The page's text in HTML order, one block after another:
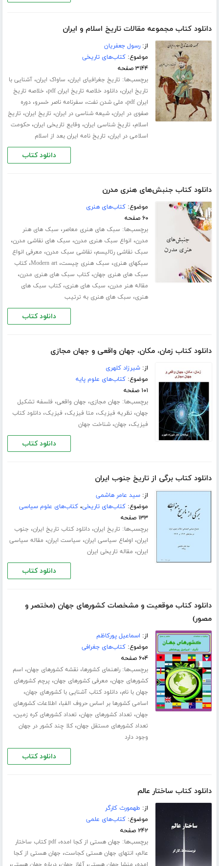
دانلود کتاب مجموعه مقالات تاریخ اسلام و ایران
از:رسول جعفریان
موضوع:کتاب‌های تاریخی
۳۱۴۴ صفحه
برچسب‌ها: تاریخ جغرافیای ایران، ساواک ایران،آشنایی با
تاریخ ایران،دانلود خلاصه تاریخ ایران pdf ، خلاصه تاریخ
ایران pdf
، ملی شدن نفت، سفرنامه ناصر خسرو،دوره
صفوی در ایران،شیعه شناسی در ایران، تاریخ ایران، تاریخ
اسلام، تاریخ شناسی ایران، وقایع تاریخی ایران،حکومت
اسلامی در ایران، تاریخ نامه ایران بعد از اسلام
دانلود کتاب
دانلود کتاب جنبش‌های هنری مدرن
موضوع:کتاب‌های هنری
۶۰ صفحه
برچسب‌ها: سبک های هنری معاصر، سبک های هنر
مدرن، انواع سبک هنری مدرن، سبک های نقاشی مدرن،
سبک نقاشی رئالیسم،نقاشی سبک مدرن، معرفی انواع
سبکهای هنری، سبک هنری چیست،Modern art،کتاب
سبک های هنری جهان،کتاب سبک های هنری مدرن،
مقاله هنر مدرن، سبک های هنری،کتاب سبک های
هنری، سبک های هنری به ترتیب
دانلود کتاب
دانلود کتاب زمان، مکان، جهان واقعی و جهان مجازی
از:شیرزاد کلهری
موضوع:کتاب‌های علوم پایه
۱۰۱ صفحه
برچسب‌ها: جهان مجازی، جهان واقعی، فلسفه تشکیل
جهان،نظریه فیزیک، متا فیزیک، فیزیک،دانلود کتاب
فیزیک، جهان،شناخت جهان
دانلود کتاب
دانلود کتاب برگی از تاریخ جنوب ایران
از:سید عامر هاشمی
موضوع:کتاب‌های تاریخی،کتاب‌های علوم سیاسی
۱۳۳ صفحه
برچسب‌ها: تاریخ ایران،دانلود کتاب تاریخ ایران، جنوب
ایران، اوضاع سیاسی ایران، سیاست ایران، مقاله سیاسی
ایران، مقاله تاریخی ایران
دانلود کتاب
دانلود کتاب موقعیت و مشخصات کشورهای جهان (مختصر و
مصور)
از: اسماعیل پورکاظم
موضوع:کتاب‌های جغرافی
۶۰۴ صفحه
برچسب‌ها:راهنمای کشورها،نقشه کشورهای جهان، اسم
کشورهای جهان، معرفی کشورهای جهان، پرچم کشورهای
جهان با نام،دانلود کتاب آشنایی با کشورهای جهان،
اسامی کشورها بر اساس حروف الفبا، اطلاعات کشورهای
جهان، تعداد کشورهای جهان، تعداد کشورهای کره زمین،
تعداد کشورهای مستقل جهان،کلا چند کشور در جهان
وجود دارد
دانلود کتاب
دانلود کتاب ساختار عالم
از: طهمورث کارگر
موضوع:کتاب‌های علمی
۲۴۲ صفحه
برچسب‌ها: جهان هستی از کجا امده،
pdf کتاب ساختار
عالم، انتهای جهان هستی کجاست، جهان هستی از کجا